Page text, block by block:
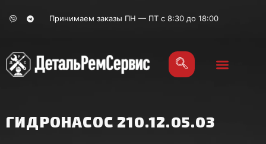
Принимаем заказы ПН — ПТ с 8:30 до 18:00
ГИДРОНАСОС 210.12.05.03